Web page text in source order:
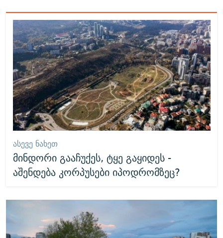
ᲐᲡᲔᲕᲔ ᲜᲐᲮᲔᲗ
მინდორი გააჩუქეს, ტყე გაყიდეს -
აშენდება კორპუსები იპოდრომზეც?